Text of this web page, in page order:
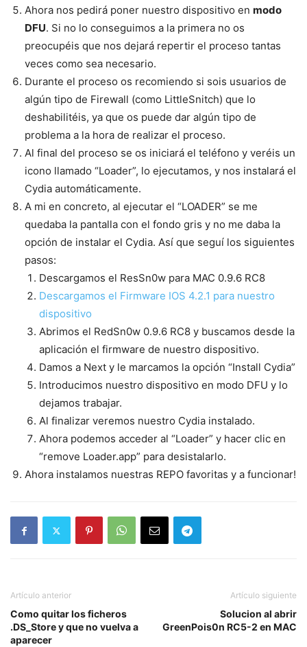
Ahora nos pedirá poner nuestro dispositivo en modo
DFU. Si no lo conseguimos a la primera no os
preocupéis que nos dejará repertir el proceso tantas
veces como sea necesario.
Durante el proceso os recomiendo si sois usuarios de
algún tipo de Firewall (como LittleSnitch) que lo
deshabilitéis, ya que os puede dar algún tipo de
problema a la hora de realizar el proceso.
Al final del proceso se os iniciará el teléfono y veréis un
icono llamado “Loader”, lo ejecutamos, y nos instalará el
Cydia automáticamente.
A mi en concreto, al ejecutar el “LOADER” se me
quedaba la pantalla con el fondo gris y no me daba la
opción de instalar el Cydia. Así que seguí los siguientes
pasos:
Descargamos el ResSn0w para MAC 0.9.6 RC8
Descargamos el Firmware IOS 4.2.1 para nuestro
dispositivo
Abrimos el RedSn0w 0.9.6 RC8 y buscamos desde la
aplicación el firmware de nuestro dispositivo.
Damos a Next y le marcamos la opción “Install Cydia”
Introducimos nuestro dispositivo en modo DFU y lo
dejamos trabajar.
Al finalizar veremos nuestro Cydia instalado.
Ahora podemos acceder al “Loader” y hacer clic en
“remove Loader.app” para desistalarlo.
Ahora instalamos nuestras REPO favoritas y a funcionar!
Artículo anterior
Como quitar los ficheros
.DS_Store y que no vuelva a
aparecer
Artículo siguiente
Solucion al abrir
GreenPois0n RC5-2 en MAC